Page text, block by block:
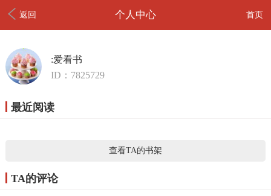
返回 个人中心 首页
:爱看书
ID：7825729
最近阅读
查看TA的书架
TA的评论